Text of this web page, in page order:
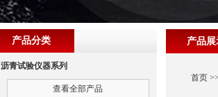
产品展
首页
产品分类
沥青试验仪器系列
查看全部产品